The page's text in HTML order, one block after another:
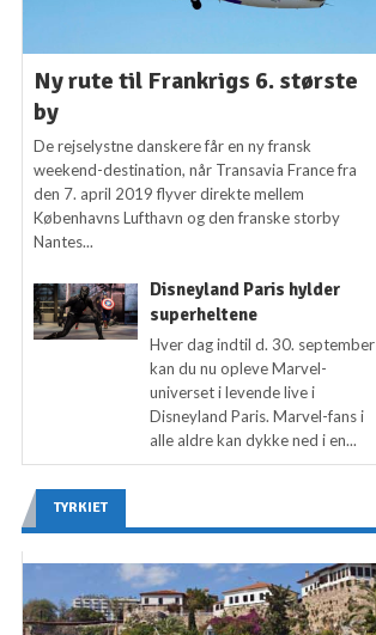
Ny rute til Frankrigs 6. største
by
De rejselystne danskere får en ny fransk
weekend-destination, når Transavia France fra
den 7. april 2019 flyver direkte mellem
Københavns Lufthavn og den franske storby
Nantes...
Disneyland Paris hylder
superheltene
Hver dag indtil d. 30. september
kan du nu opleve Marvel-
universet i levende live i
Disneyland Paris. Marvel-fans i
alle aldre kan dykke ned i en...
TYRKIET